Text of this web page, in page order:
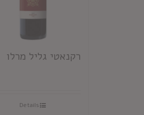
רקנאטי גליל מרלו
Details